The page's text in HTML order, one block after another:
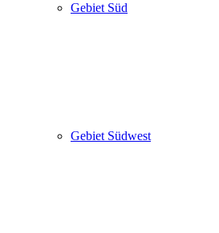
Gebiet Süd
Gebiet Südwest